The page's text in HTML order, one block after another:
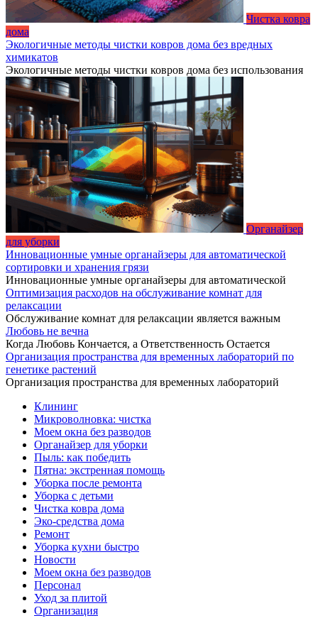
Чистка ковра
дома
Экологичные методы чистки ковров дома без вредных
химикатов
Экологичные методы чистки ковров дома без использования
Органайзер
для уборки
Инновационные умные органайзеры для автоматической
сортировки и хранения грязи
Инновационные умные органайзеры для автоматической
Оптимизация расходов на обслуживание комнат для
релаксации
Обслуживание комнат для релаксации является важным
Любовь не вечна
Когда Любовь Кончается, а Ответственность Остается
Организация пространства для временных лабораторий по
генетике растений
Организация пространства для временных лабораторий
Клининг
Микроволновка: чистка
Моем окна без разводов
Органайзер для уборки
Пыль: как победить
Пятна: экстренная помощь
Уборка после ремонта
Уборка с детьми
Чистка ковра дома
Эко-средства дома
Ремонт
Уборка кухни быстро
Новости
Моем окна без разводов
Персонал
Уход за плитой
Организация